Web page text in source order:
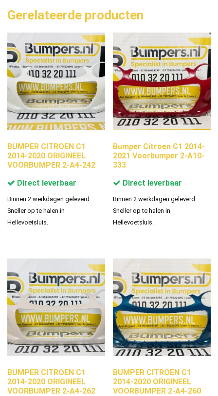
Gerelateerde producten
BUMPER CITROEN C1
2014-2020 ORIGINEEL
VOORBUMPER 2-A4-242
Direct leverbaar
Binnen 2 werkdagen geleverd.
Sneller op te halen in
Hellevoetsluis.
Bumper Citroen C1 2014-
2021 Voorbumper 2-A10-
333
Direct leverbaar
Binnen 2 werkdagen geleverd.
Sneller op te halen in
Hellevoetsluis.
BUMPER CITROEN C1
2014-2020 ORIGINEEL
VOORBUMPER 2-A4-262
BUMPER CITROEN C1
2014-2020 ORIGINEEL
VOORBUMPER 2-A4-260